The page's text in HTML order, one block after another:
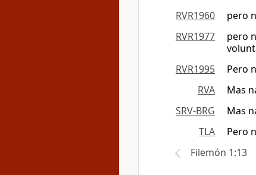
RVR1960
pero
RVR1977
pero
RVR1995
Pero
RVA
Mas
SRV-BRG
Mas
TLA
Pero
Filemón 1:13